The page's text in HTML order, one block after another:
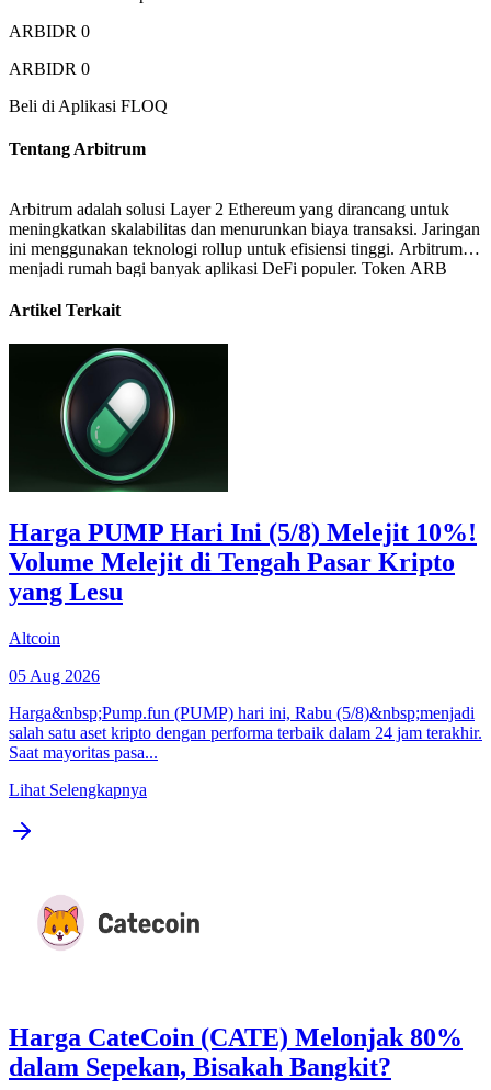
ARBIDR 0
ARBIDR 0
Beli di Aplikasi FLOQ
Tentang Arbitrum
Arbitrum adalah solusi Layer 2 Ethereum yang dirancang untuk
meningkatkan skalabilitas dan menurunkan biaya transaksi. Jaringan
ini menggunakan teknologi rollup untuk efisiensi tinggi. Arbitrum
menjadi rumah bagi banyak aplikasi DeFi populer. Token ARB
Artikel Terkait
Harga PUMP Hari Ini (5/8) Melejit 10%!
Volume Melejit di Tengah Pasar Kripto
yang Lesu
Altcoin
05 Aug 2026
Harga&nbsp;Pump.fun (PUMP) hari ini, Rabu (5/8)&nbsp;menjadi
salah satu aset kripto dengan performa terbaik dalam 24 jam terakhir.
Saat mayoritas pasa...
Lihat Selengkapnya
Harga CateCoin (CATE) Melonjak 80%
dalam Sepekan, Bisakah Bangkit?